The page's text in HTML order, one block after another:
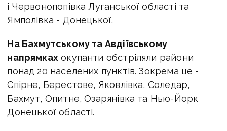
і Червонопопівка Луганської області та
Ямполівка - Донецької.
На Бахмутському та Авдіївському
напрямках окупанти обстріляли райони
понад 20 населених пунктів. Зокрема це -
Спірне, Берестове, Яковлівка, Соледар,
Бахмут, Опитне, Озарянівка та Нью-Йорк
Донецької області.